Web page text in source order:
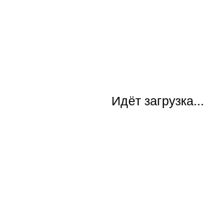
Идёт загрузка...